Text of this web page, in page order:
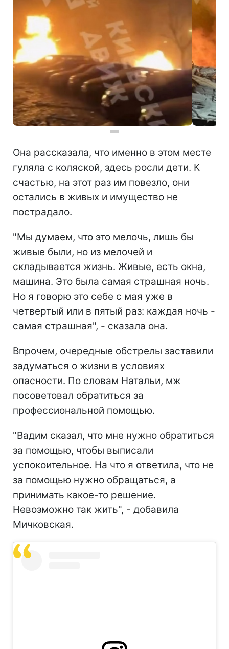
Она рассказала, что именно в этом месте
гуляла с коляской, здесь росли дети. К
счастью, на этот раз им повезло, они
остались в живых и имущество не
пострадало.
"Мы думаем, что это мелочь, лишь бы
живые были, но из мелочей и
складывается жизнь. Живые, есть окна,
машина. Это была самая страшная ночь.
Но я говорю это себе с мая уже в
четвертый или в пятый раз: каждая ночь -
самая страшная", - сказала она.
Впрочем, очередные обстрелы заставили
задуматься о жизни в условиях
опасности. По словам Натальи, мж
посоветовал обратиться за
профессиональной помощью.
"Вадим сказал, что мне нужно обратиться
за помощью, чтобы выписали
успокоительное. На что я ответила, что не
за помощью нужно обращаться, а
принимать какое-то решение.
Невозможно так жить", - добавила
Мичковская.